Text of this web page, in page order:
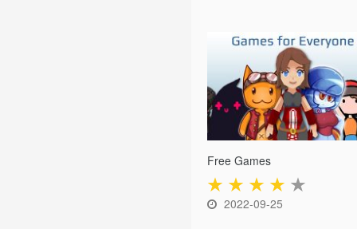
Free Games
★ ★ ★ ★ ★
2022-09-25